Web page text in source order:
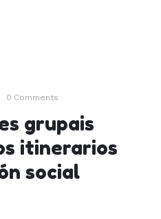
0 Comments
grupais
itinerarios
social